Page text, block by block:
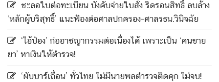
ชะลอใบต่อทะเบียน บังคับจ่ายใบสั่ง ริดรอนสิทธิ์ ลบล้าง
‘หลักผู้บริสุทธิ์’ แนะฟ้องต่อศาลปกครอง-ศาลรธน.วินิจฉัย
‘ไอ้ป๋อง’ ก่ออาชญากรรมต่อเนื่องได้ เพราะเป็น ‘คนขาย
ยา’ หาเงินให้ตำรวจ!
‘ผับบาร์เถื่อน’ ทั่วไทย ไม่มีนายพลตำรวจติดคุก ไม่จบ!